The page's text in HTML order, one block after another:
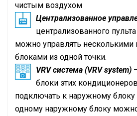
чистым воздухом
Централизованное
централизованного
можно управлять несколькими
блоками из одной точки.
VRVсистема (VRVsystem)
блоки этих
подключать к наружному блоку
одному наружному блоку